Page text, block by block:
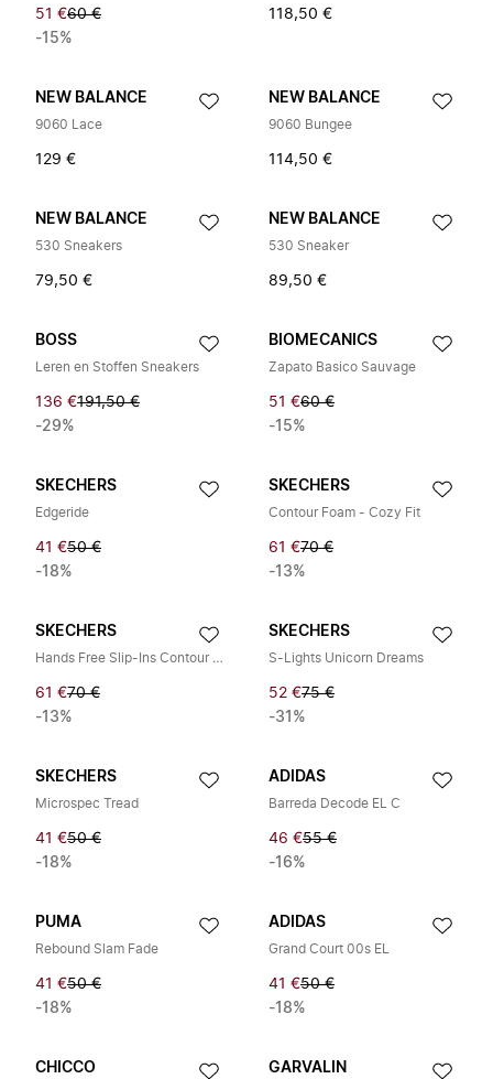
51 €60 €
-15%
118,50 €
NEW BALANCE
9060 Lace
129 €
NEW BALANCE
9060 Bungee
114,50 €
NEW BALANCE
530 Sneakers
79,50 €
NEW BALANCE
530 Sneaker
89,50 €
BOSS
Leren en Stoffen Sneakers
136 €191,50 €
-29%
BIOMECANICS
Zapato Basico Sauvage
51 €60 €
-15%
SKECHERS
Edgeride
41 €50 €
-18%
SKECHERS
Contour Foam - Cozy Fit
61 €70 €
-13%
SKECHERS
Hands Free Slip-Ins Contour Foam
61 €70 €
-13%
SKECHERS
S-Lights Unicorn Dreams
52 €75 €
-31%
SKECHERS
Microspec Tread
41 €50 €
-18%
ADIDAS
Barreda Decode EL C
46 €55 €
-16%
PUMA
Rebound Slam Fade
41 €50 €
-18%
ADIDAS
Grand Court 00s EL
41 €50 €
-18%
CHICCO GARVALIN